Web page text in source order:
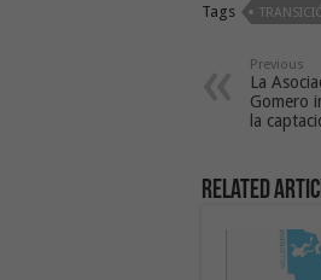
Tags
Previous
La
Gomero
la
Related